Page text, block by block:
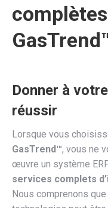
Donner à
réussir
Lorsque vous
GasTrend™, vous ne
œuvre un système
services complets
Nous comprenons